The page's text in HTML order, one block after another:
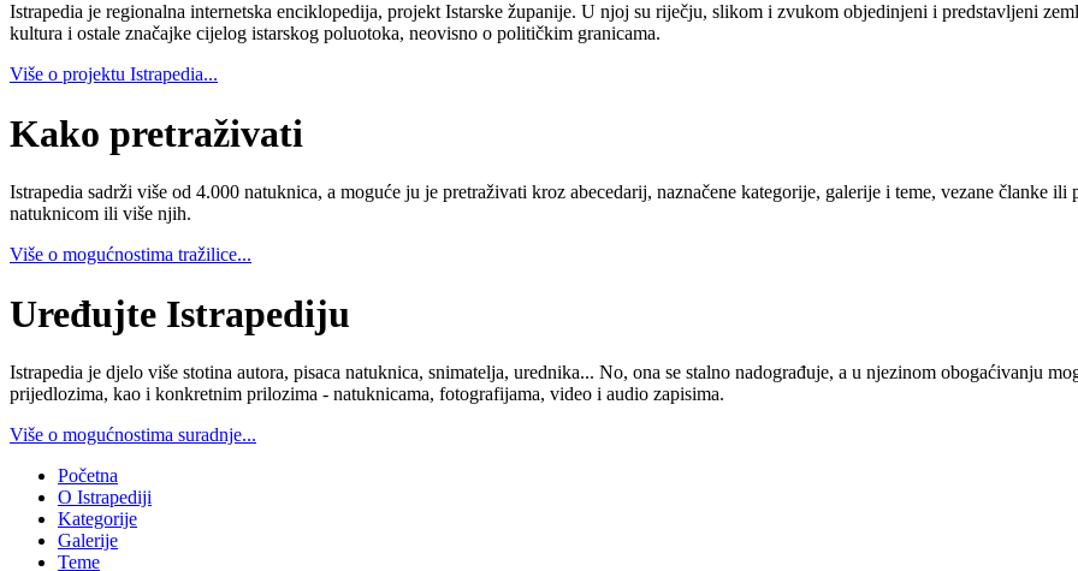
Istrapedia je regionalna internetska enciklopedija, projekt Istarske županije. U njoj su riječju, slikom i zvukom objedinjeni i predstavljeni
kultura i ostale značajke cijelog istarskog poluotoka, neovisno o političkim granicama.
Više o projektu Istrapedia...
Kako pretraživati
Istrapedia sadrži više od 4.000 natuknica, a moguće ju je pretraživati kroz abecedarij, naznačene kategorije, galerije i teme, vezane članke
natuknicom ili više njih.
Više o mogućnostima tražilice...
Uređujte Istrapediju
Istrapedia je djelo više stotina autora, pisaca natuknica, snimatelja, urednika... No, ona se stalno nadograđuje, a u njezinom obogaćivanju
prijedlozima, kao i konkretnim prilozima - natuknicama, fotografijama, video i audio zapisima.
Više o mogućnostima suradnje...
Početna
O Istrapediji
Kategorije
Galerije
Teme